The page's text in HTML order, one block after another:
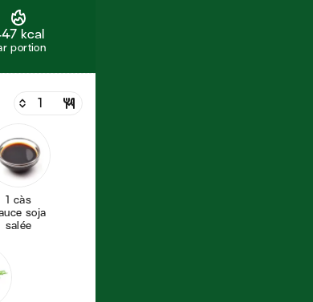
kcal
portion
1 càs
salée